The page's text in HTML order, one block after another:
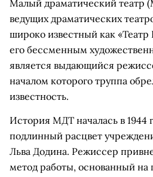
Малый драматический театр
ведущих драматических
широко известный как «Театр
его бессменным
является выдающийся
началом которого труппа
известность.
История МДТ началась в 1944
подлинный расцвет
Льва Додина. Режиссер
метод работы, основанный на